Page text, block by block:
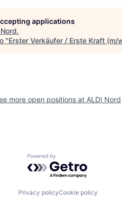
applications
.
"Erster Verkäufer / Erste Kraft (m/
more open positions at ALDI Nord
Powered by Getro.com
Privacy policyCookie policy